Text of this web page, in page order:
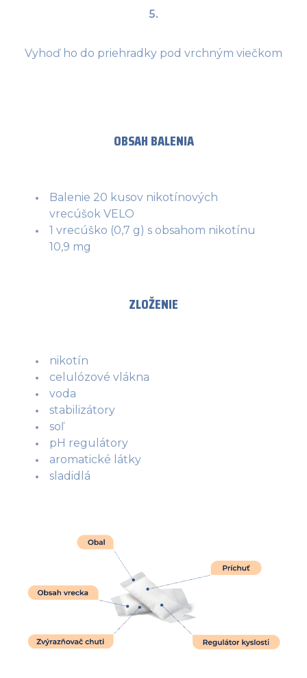
5.
Vyhoď ho do priehradky pod vrchným viečkom
OBSAH BALENIA
Balenie 20 kusov nikotínových
vrecúšok VELO
1 vrecúško (0,7 g) s obsahom nikotínu
10,9 mg
ZLOŽENIE
nikotín
celulózové vlákna
voda
stabilizátory
soľ
pH regulátory
aromatické látky
sladidlá